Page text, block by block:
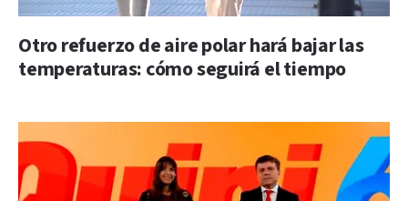
Otro refuerzo de aire polar hará bajar las
temperaturas: cómo seguirá el tiempo